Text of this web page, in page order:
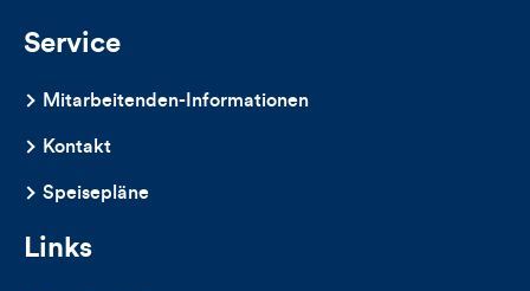
Service
Mitarbeitenden-Informationen
Kontakt
Speisepläne
Links